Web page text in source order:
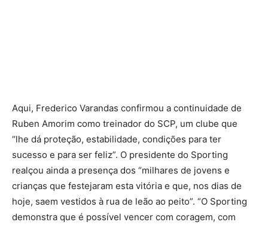
Aqui, Frederico Varandas confirmou a continuidade de
Ruben Amorim como treinador do SCP, um clube que
“lhe dá proteção, estabilidade, condições para ter
sucesso e para ser feliz”. O presidente do Sporting
realçou ainda a presença dos “milhares de jovens e
crianças que festejaram esta vitória e que, nos dias de
hoje, saem vestidos à rua de leão ao peito”. “O Sporting
demonstra que é possível vencer com coragem, com